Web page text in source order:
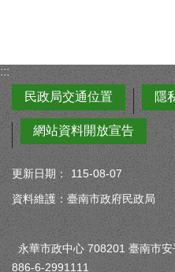
:::
民政局交通位置
隱
網站資料開放宣告
更新日期：
115-08-07
資料維護：臺南市政府民政局
永華市政中心 708201 臺南市
886-6-2991111